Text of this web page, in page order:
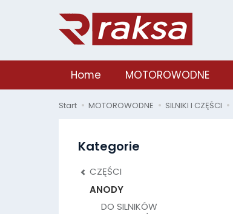
Home MOTOROWODNE
Start MOTOROWODNE SILNIKI I CZĘŚCI
Kategorie
CZĘŚCI
ANODY
DO SILNIKÓW